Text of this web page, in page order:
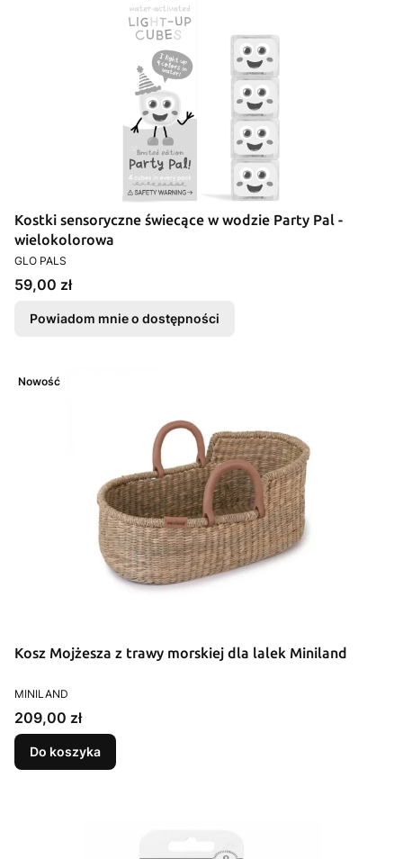
Kostki sensoryczne świecące w wodzie Party Pal -
wielokolorowa
PRODUCENT
GLO PALS
Cena
59,00 zł
Powiadom mnie o dostępności
Nowość
Kosz Mojżesza z trawy morskiej dla lalek Miniland
PRODUCENT
MINILAND
Cena
209,00 zł
Do koszyka